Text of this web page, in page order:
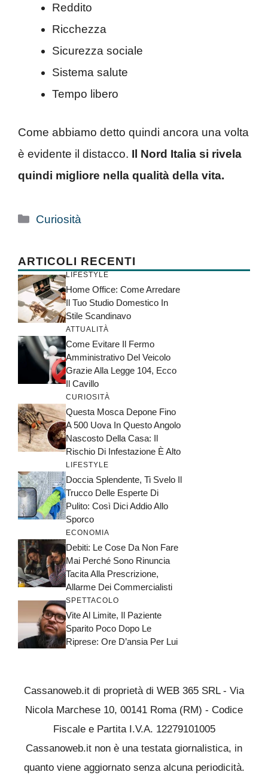
Reddito
Ricchezza
Sicurezza sociale
Sistema salute
Tempo libero
Come abbiamo detto quindi ancora una volta
è evidente il distacco. Il Nord Italia si rivela
quindi migliore nella qualità della vita.
Categorie
Curiosità
ARTICOLI RECENTI
LIFESTYLE
Home Office: Come Arredare
Il Tuo Studio Domestico In
Stile Scandinavo
ATTUALITÀ
Come Evitare Il Fermo
Amministrativo Del Veicolo
Grazie Alla Legge 104, Ecco
Il Cavillo
CURIOSITÀ
Questa Mosca Depone Fino
A 500 Uova In Questo Angolo
Nascosto Della Casa: Il
Rischio Di Infestazione È Alto
LIFESTYLE
Doccia Splendente, Ti Svelo Il
Trucco Delle Esperte Di
Pulito: Così Dici Addio Allo
Sporco
ECONOMIA
Debiti: Le Cose Da Non Fare
Mai Perché Sono Rinuncia
Tacita Alla Prescrizione,
Allarme Dei Commercialisti
SPETTACOLO
Vite Al Limite, Il Paziente
Sparito Poco Dopo Le
Riprese: Ore D’ansia Per Lui
Cassanoweb.it di proprietà di WEB 365 SRL - Via
Nicola Marchese 10, 00141 Roma (RM) - Codice
Fiscale e Partita I.V.A. 12279101005
Cassanoweb.it non è una testata giornalistica, in
quanto viene aggiornato senza alcuna periodicità.